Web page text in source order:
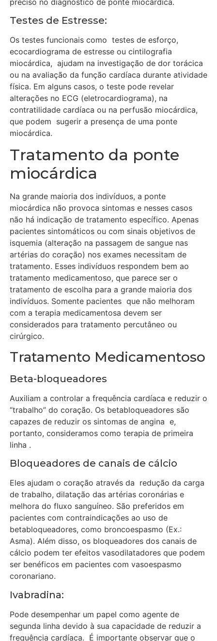
Testes de Estresse:
Os testes funcionais como testes de esforço,
ecocardiograma de estresse ou cintilografia
miocárdica, ajudam na investigação de dor torácica
ou na avaliação da função cardíaca durante atividade
física. Em alguns casos, o teste pode revelar
alterações no ECG (eletrocardiograma), na
contratilidade cardíaca ou na perfusão miocárdica,
que podem sugerir a presença de uma ponte
miocárdica.
Tratamento da ponte
miocárdica
Na grande maioria dos indivíduos, a ponte
miocárdica não provoca sintomas e nesses casos
não há indicação de tratamento específico. Apenas
pacientes sintomáticos ou com sinais objetivos de
isquemia (alteração na passagem de sangue nas
artérias do coração) nos exames necessitam de
tratamento. Esses indivíduos respondem bem ao
tratamento medicamentoso, que parece ser o
tratamento de escolha para a grande maioria dos
indivíduos. Somente pacientes que não melhoram
com a terapia medicamentosa devem ser
considerados para tratamento percutâneo ou
cirúrgico.
Tratamento Medicamentoso
Beta-bloqueadores
Auxiliam a controlar a frequência cardíaca e reduzir o
“trabalho” do coração. Os betabloqueadores são
capazes de reduzir os sintomas de angina e,
portanto, consideramos como terapia de primeira
linha .
Bloqueadores de canais de cálcio
Eles ajudam o coração através da redução da carga
de trabalho, dilatação das artérias coronárias e
melhora do fluxo sanguíneo. São preferidos em
pacientes com contraindicações ao uso de
betabloqueadores, como broncoespasmo (Ex.:
Asma). Além disso, os bloqueadores dos canais de
cálcio podem ter efeitos vasodilatadores que podem
ser benéficos em pacientes com vasoespasmo
coronariano.
Ivabradina:
Pode desempenhar um papel como agente de
segunda linha devido à sua capacidade de reduzir a
frequência cardíaca. É importante observar que o